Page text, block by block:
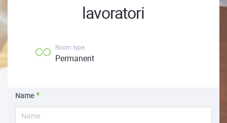
lavoratori
Room type
Permanent
Name